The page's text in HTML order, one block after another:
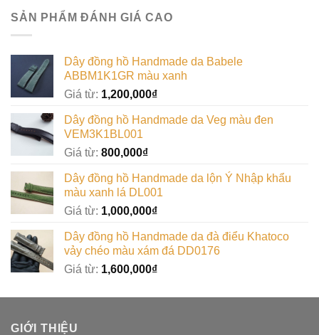
SẢN PHẨM ĐÁNH GIÁ CAO
Dây đồng hồ Handmade da Babele
ABBM1K1GR màu xanh
Giá từ: 1,200,000₫
Dây đồng hồ Handmade da Veg màu đen
VEM3K1BL001
Giá từ: 800,000₫
Dây đồng hồ Handmade da lộn Ý Nhập khẩu
màu xanh lá DL001
Giá từ: 1,000,000₫
Dây đồng hồ Handmade da đà điểu Khatoco
vảy chéo màu xám đá DD0176
Giá từ: 1,600,000₫
GIỚI THIỆU